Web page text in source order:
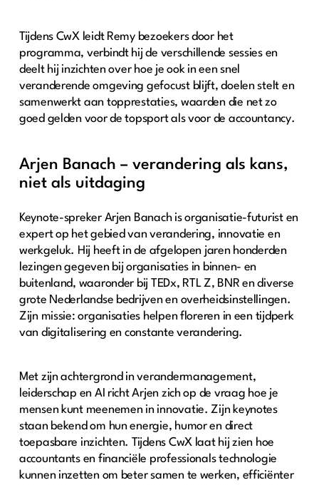
Tijdens CwX leidt Remy bezoekers door het
programma, verbindt hij de verschillende sessies en
deelt hij inzichten over hoe je ook in een snel
veranderende omgeving gefocust blijft, doelen stelt en
samenwerkt aan topprestaties, waarden die net zo
goed gelden voor de topsport als voor de accountancy.
Arjen Banach – verandering als kans,
niet als uitdaging
Keynote-spreker Arjen Banach is organisatie-futurist en
expert op het gebied van verandering, innovatie en
werkgeluk. Hij heeft in de afgelopen jaren honderden
lezingen gegeven bij organisaties in binnen- en
buitenland, waaronder bij TEDx, RTL Z, BNR en diverse
grote Nederlandse bedrijven en overheidsinstellingen.
Zijn missie: organisaties helpen floreren in een tijdperk
van digitalisering en constante verandering.
Met zijn achtergrond in verandermanagement,
leiderschap en AI richt Arjen zich op de vraag hoe je
mensen kunt meenemen in innovatie. Zijn keynotes
staan bekend om hun energie, humor en direct
toepasbare inzichten. Tijdens CwX laat hij zien hoe
accountants en financiële professionals technologie
kunnen inzetten om beter samen te werken, efficiënter